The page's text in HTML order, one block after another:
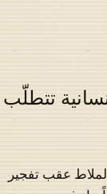
تتطلّب
عقب تفجير